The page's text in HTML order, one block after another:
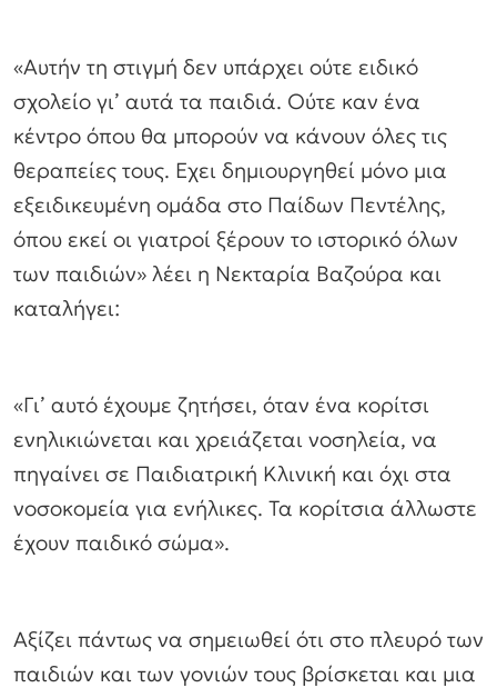
«Αυτήν τη στιγμή δεν υπάρχει ούτε ειδικό
σχολείο γι’ αυτά τα παιδιά. Ούτε καν ένα
κέντρο όπου θα μπορούν να κάνουν όλες τις
θεραπείες τους. Εχει δημιουργηθεί μόνο μια
εξειδικευμένη ομάδα στο Παίδων Πεντέλης,
όπου εκεί οι γιατροί ξέρουν το ιστορικό όλων
των παιδιών» λέει η Νεκταρία Βαζούρα και
καταλήγει:
«Γι’ αυτό έχουμε ζητήσει, όταν ένα κορίτσι
ενηλικιώνεται και χρειάζεται νοσηλεία, να
πηγαίνει σε Παιδιατρική Κλινική και όχι στα
νοσοκομεία για ενήλικες. Τα κορίτσια άλλωστε
έχουν παιδικό σώμα».
Αξίζει πάντως να σημειωθεί ότι στο πλευρό των
παιδιών και των γονιών τους βρίσκεται και μια